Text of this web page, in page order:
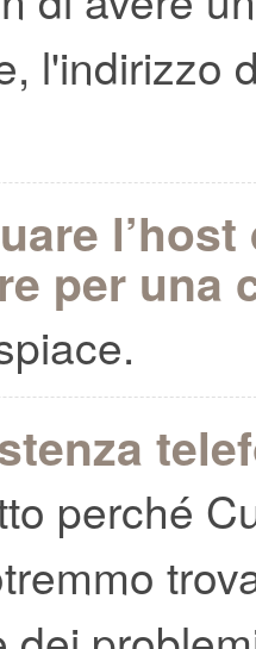
l'indirizzo
per una
perché